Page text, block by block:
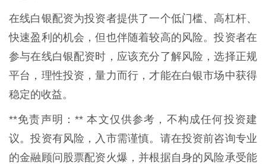
在线白银配资为投资者提供了一个低门槛、高杠杆、
快速盈利的机会，但也伴随着较高的风险。投资者在
参与在线白银配资时，应该充分了解风险，选择正规
平台，理性投资，量力而行，才能在白银市场中获得
稳定的收益。
**免责声明：** 本文仅供参考，不构成任何投资建
议。投资有风险，入市需谨慎。请在投资前咨询专业
的金融顾问股票配资火爆，并根据自身的风险承受能